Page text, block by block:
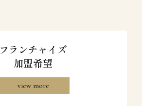
フランチャイズ
加盟希望
view more